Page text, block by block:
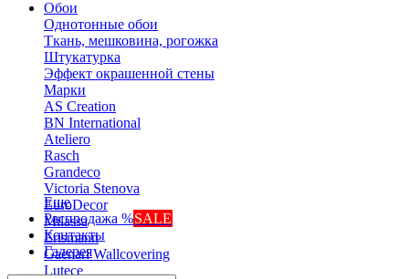
Обои
Однотонные обои
Ткань, мешковина, рогожка
Штукатурка
Эффект окрашенной стены
Марки
AS Creation
BN International
Ateliero
Rasch
Grandeco
Victoria Stenova
EuroDecor
Milassa
Erismann
Gaenari Wallcovering
Lutece
Еще
Распродажа %SALE
Контакты
Галерея